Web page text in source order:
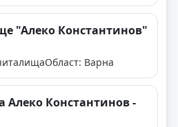
"Алеко Константинов"
Област: Варна
Алеко Константинов -